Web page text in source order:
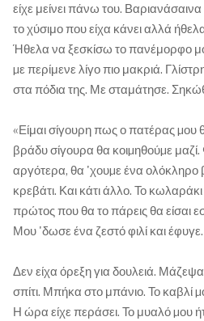
είχε μείνει πάνω του.
το χύσιμο που είχα κάνει αλλά
Ήθελα να ξεσκίσω το πανέμορφο
µε περίμενε λίγο πιο μακριά.
στα πόδια της. Με σταμάτησε.
«Είμαι σίγουρη πως ο πατέρας µου
βράδυ σίγουρα θα κοιµηθούµε μαζί.
αργότερα, θα 'χουµε ένα ολόκληρο
κρεβάτι. Και κάτι άλλο. Το
πρώτος που θα το πάρεις θα είσαι
Μου 'δωσε ένα ζεστό φιλί και έφυγε.
Δεν είχα όρεξη για δουλειά.
σπίτι. Μπήκα στο μπάνιο. Το καβλί
Η ώρα είχε περάσει. Το μυαλό µου